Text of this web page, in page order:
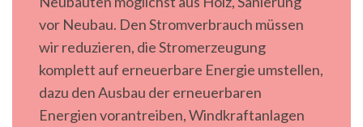
vor Neubau. Den Stromverbrauch müssen
wir reduzieren, die Stromerzeugung
komplett auf erneuerbare Energie umstellen,
dazu den Ausbau der erneuerbaren
Energien vorantreiben, Windkraftanlagen